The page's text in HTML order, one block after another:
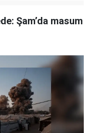
Şam’da masum